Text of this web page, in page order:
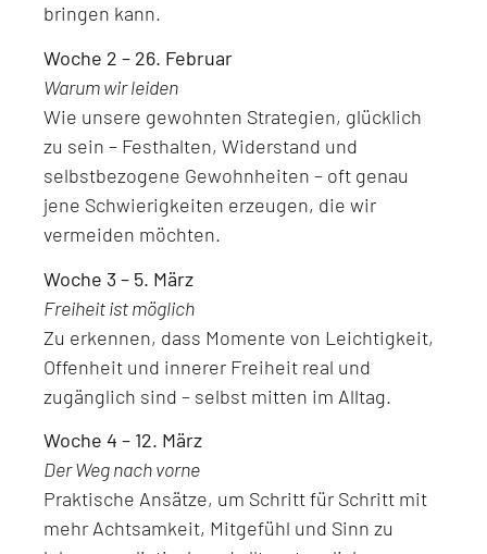
bringen kann.
Woche 2 – 26. Februar
Warum wir leiden
Wie unsere gewohnten Strategien, glücklich
zu sein – Festhalten, Widerstand und
selbstbezogene Gewohnheiten – oft genau
jene Schwierigkeiten erzeugen, die wir
vermeiden möchten.
Woche 3 – 5. März
Freiheit ist möglich
Zu erkennen, dass Momente von Leichtigkeit,
Offenheit und innerer Freiheit real und
zugänglich sind – selbst mitten im Alltag.
Woche 4 – 12. März
Der Weg nach vorne
Praktische Ansätze, um Schritt für Schritt mit
mehr Achtsamkeit, Mitgefühl und Sinn zu